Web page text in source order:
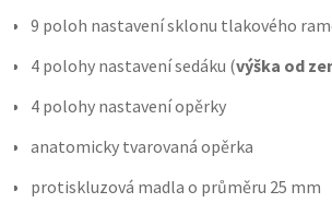
9 poloh nastavení sklonu tlakového
4 polohy nastavení sedáku (výška od
4 polohy nastavení opěrky
anatomicky tvarovaná opěrka
protiskluzová madla o průměru 25 mm